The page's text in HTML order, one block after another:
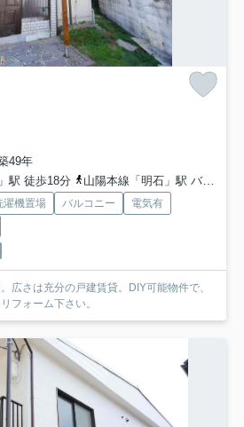
49年
駅 徒歩18分
山陽本線「明石」駅 バス7分 「明石高校前」 停歩4分
濯機置場 バルコニー
電気有
広さは充分の戸建賃貸。DIY可能物件で、
フォーム下さい。